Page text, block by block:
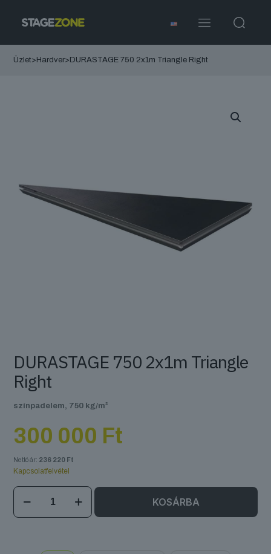
Üzlet> Hardver> DURASTAGE 750 2x1m Triangle Right
DURASTAGE 750 2x1m Triangle
Right
színpadelem, 750 kg/m²
300 000 Ft
Nettó ár: 236 220 Ft
Kapcsolatfelvétel
DURASTAGE
750
2x1m
mennyiség
KOSÁRBA